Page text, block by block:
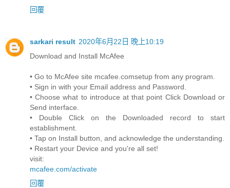
回覆
sarkari result 2020年6月22日 晚上10:19
Download and Install McAfee
• Go to McAfee site mcafee.comsetup from any program.
• Sign in with your Email address and Password.
• Choose what to introduce at that point Click Download or
Send interface.
• Double Click on the Downloaded record to start
establishment.
• Tap on Install button, and acknowledge the understanding.
• Restart your Device and you're all set!
visit:
mcafee.com/activate
回覆